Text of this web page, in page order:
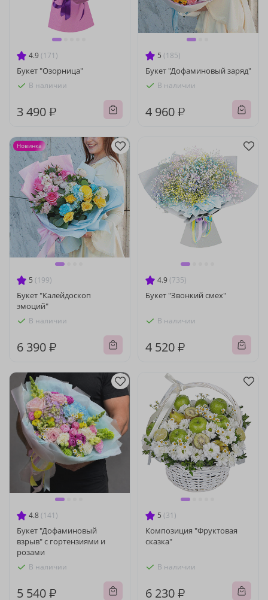
4.9 (171)
Букет "Озорница"
В наличии
3 490 ₽
5 (185)
Букет "Дофаминовый заряд"
В наличии
4 960 ₽
5 (199)
Букет "Калейдоскоп
эмоций"
В наличии
6 390 ₽
Новинка
4.9 (735)
Букет "Звонкий смех"
В наличии
4 520 ₽
4.8 (141)
Букет "Дофаминовый
взрыв" с гортензиями и
розами
В наличии
5 540 ₽
5 (31)
Композиция "Фруктовая
сказка"
В наличии
6 230 ₽